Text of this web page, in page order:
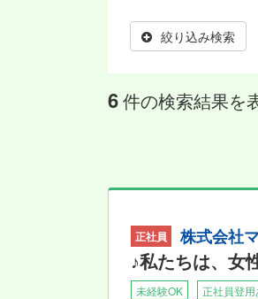
絞り込み検索
6件の検索結果を
正社員 株式会社
♪私たちは、女
未経験OK 正社員登用